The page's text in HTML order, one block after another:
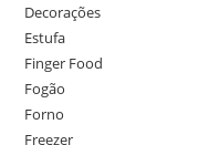
Decorações
Estufa
Finger Food
Fogão
Forno
Freezer